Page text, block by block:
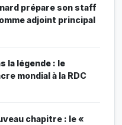
prépare son staff
adjoint principal
la légende : le
mondial à la RDC
chapitre : le «